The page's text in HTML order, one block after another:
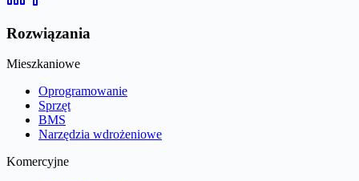
Rozwiązania
Mieszkaniowe
Oprogramowanie
Sprzęt
BMS
Narzędzia wdrożeniowe
Komercyjne